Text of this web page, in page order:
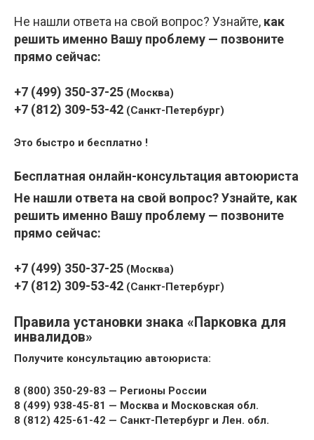
Не нашли ответа на свой вопрос? Узнайте, как
решить именно Вашу проблему — позвоните
прямо сейчас:
+7 (499) 350-37-25 (Москва)
+7 (812) 309-53-42 (Санкт-Петербург)
Это быстро и бесплатно !
Бесплатная онлайн-консультация автоюриста
Не нашли ответа на свой вопрос? Узнайте, как
решить именно Вашу проблему — позвоните
прямо сейчас:
+7 (499) 350-37-25 (Москва)
+7 (812) 309-53-42 (Санкт-Петербург)
Правила установки знака «Парковка для
инвалидов»
Получите консультацию автоюриста:
8 (800) 350-29-83 — Регионы России
8 (499) 938-45-81 — Москва и Московская обл.
8 (812) 425-61-42 — Санкт-Петербург и Лен. обл.